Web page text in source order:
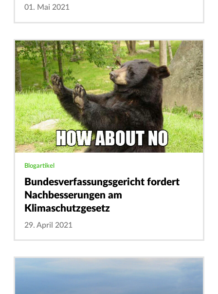
01. Mai 2021
Blogartikel
Bundesverfassungsgericht fordert
Nachbesserungen am
Klimaschutzgesetz
29. April 2021